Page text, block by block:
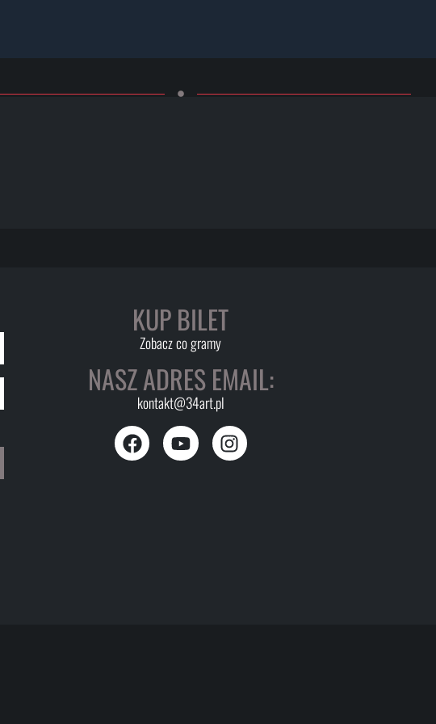
KUP BILET
Zobacz co gramy
NASZ ADRES EMAIL:
kontakt@34art.pl